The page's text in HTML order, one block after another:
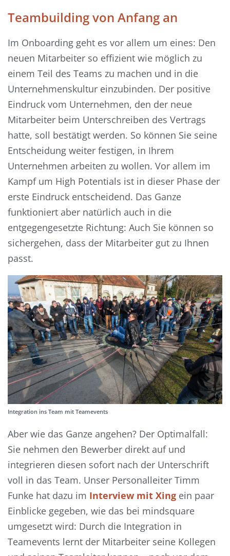
Teambuilding von Anfang an
Im Onboarding geht es vor allem um eines: Den
neuen Mitarbeiter so effizient wie möglich zu
einem Teil des Teams zu machen und in die
Unternehmenskultur einzubinden. Der positive
Eindruck vom Unternehmen, den der neue
Mitarbeiter beim Unterschreiben des Vertrags
hatte, soll bestätigt werden. So können Sie seine
Entscheidung weiter festigen, in Ihrem
Unternehmen arbeiten zu wollen. Vor allem im
Kampf um High Potentials ist in dieser Phase der
erste Eindruck entscheidend. Das Ganze
funktioniert aber natürlich auch in die
entgegengesetzte Richtung: Auch Sie können so
sichergehen, dass der Mitarbeiter gut zu Ihnen
passt.
Integration ins Team mit Teamevents
Aber wie das Ganze angehen? Der Optimalfall:
Sie nehmen den Bewerber direkt auf und
integrieren diesen sofort nach der Unterschrift
voll in das Team. Unser Personalleiter Timm
Funke hat dazu im Interview mit Xing ein paar
Einblicke gegeben, wie das bei mindsquare
umgesetzt wird: Durch die Integration in
Teamevents lernt der Mitarbeiter seine Kollegen